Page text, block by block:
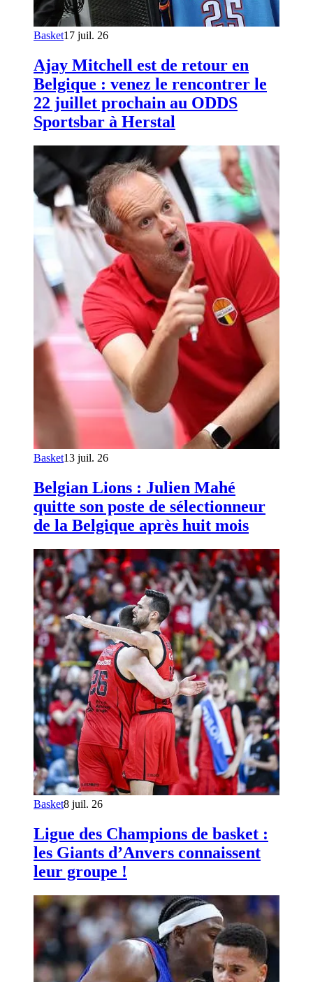
Basket17 juil. 26
Ajay Mitchell est de retour en
Belgique : venez le rencontrer le
22 juillet prochain au ODDS
Sportsbar à Herstal
Basket13 juil. 26
Belgian Lions : Julien Mahé
quitte son poste de sélectionneur
de la Belgique après huit mois
Basket8 juil. 26
Ligue des Champions de basket :
les Giants d’Anvers connaissent
leur groupe !